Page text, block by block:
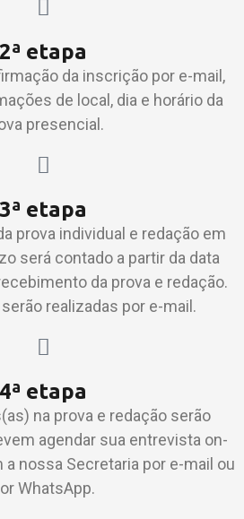
2ª etapa
da inscrição por e-mail,
de local, dia e horário da
presencial.
3ª etapa
prova individual e redação em
será contado a partir da data
da prova e redação.
realizadas por e-mail.
4ª etapa
na prova e redação serão
agendar sua entrevista on-
a nossa Secretaria por e-mail ou
WhatsApp.